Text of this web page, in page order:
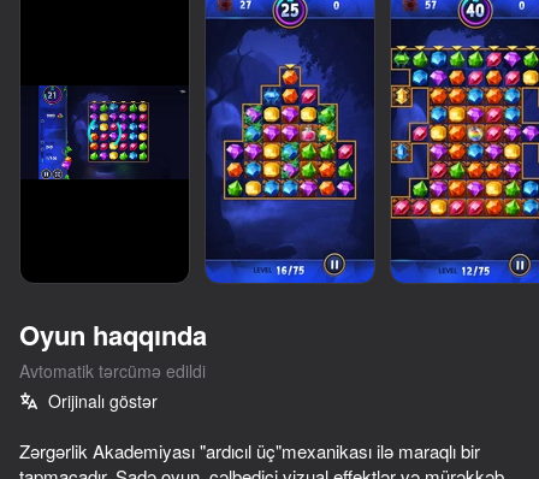
Block Puzzle - Blast Master
Match 3: Beautiful Village
Wish Simulator
Oyun haqqında
Avtomatik tərcümə edildi
Orijinalı göstər
Zərgərlik Akademiyası "ardıcıl üç"mexanikası ilə maraqlı bir